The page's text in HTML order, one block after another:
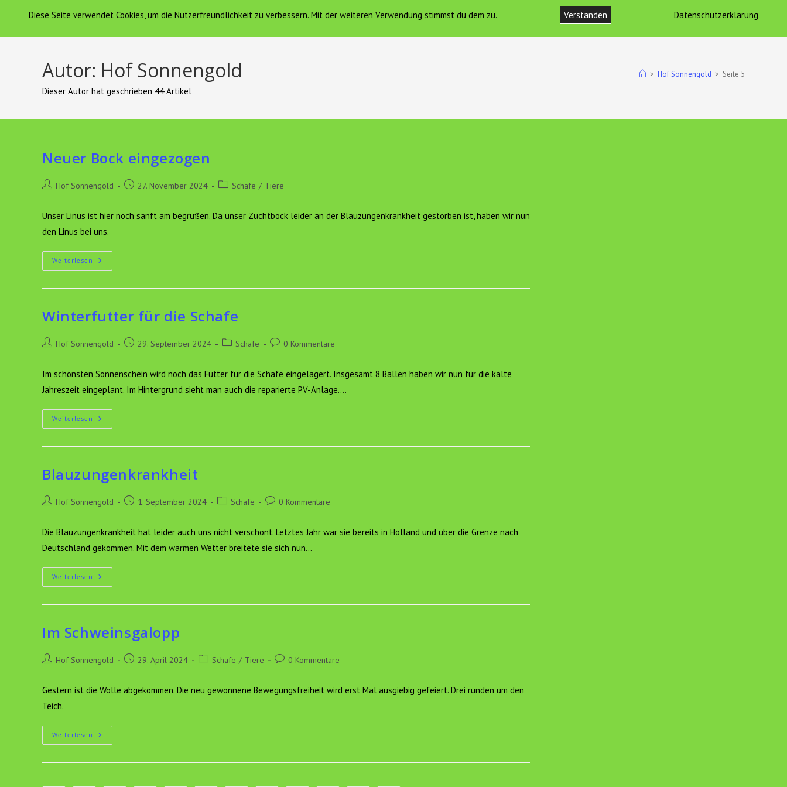
springen
Hof Sonnengold HOF SONNENGOLD FERIENWOHNUNG VEREIN HOF SONNENGOLD E.V. IMPRESSUM UND DATENSCHUTZ WEBSITE-
Autor: Hof Sonnengold
Dieser Autor hat geschrieben 44 Artikel
> Hof Sonnengold > Seite 5
Neuer Bock eingezogen
Beitrags-
Hof Sonnengold
Beitrag27. November 2024
Beitrags-
Schafe / Tiere
Unser Linus ist hier noch sanft am begrüßen. Da unser Zuchtbock leider an der Blauzungenkrankheit gestorben ist, haben wir nun
den Linus bei uns.
Weiterlesen Neuer
Bock
Winterfutter für die Schafe
Beitrags-
Hof Sonnengold
Beitrag29. September 2024
Beitrags-
Schafe
Beitrags-
0 Kommentare
Im schönsten Sonnenschein wird noch das Futter für die Schafe eingelagert. Insgesamt 8 Ballen haben wir nun für die kalte
Jahreszeit eingeplant. Im Hintergrund sieht man auch die reparierte PV-Anlage.…
Weiterlesen Winterfutter
Für
Schafe
Blauzungenkrankheit
Beitrags-
Hof Sonnengold
Beitrag1. September 2024
Beitrags-
Schafe
Beitrags-
0 Kommentare
Die Blauzungenkrankheit hat leider auch uns nicht verschont. Letztes Jahr war sie bereits in Holland und über die Grenze nach
Deutschland gekommen. Mit dem warmen Wetter breitete sie sich nun…
Weiterlesen Blauzungenkrankheit
Im Schweinsgalopp
Beitrags-
Hof Sonnengold
Beitrag29. April 2024
Beitrags-
Schafe / Tiere
Beitrags-
0 Kommentare
Gestern ist die Wolle abgekommen. Die neu gewonnene Bewegungsfreiheit wird erst Mal ausgiebig gefeiert. Drei runden um den
Teich.
Weiterlesen Im
Schweinsgalopp
Diese Seite verwendet Cookies, um die Nutzerfreundlichkeit zu verbessern. Mit der weiteren Verwendung stimmst du dem zu. Verstanden Datenschutzerklärung